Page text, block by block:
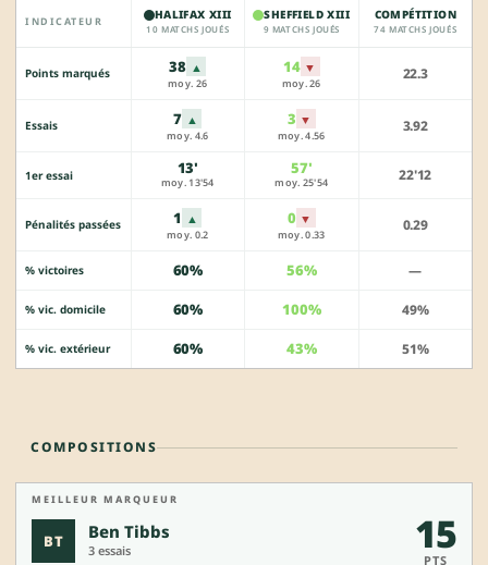
INDICATEUR HALIFAX XIII
10 MATCHS JOUÉS
SHEFFIELD XIII
9 MATCHS JOUÉS
COMPÉTITION
74 MATCHS JOUÉS
Points marqués 38 ▲
moy. 26
14 ▼
moy. 26
22.3
Essais 7 ▲
moy. 4.6
3 ▼
moy. 4.56
3.92
1er essai 13'
moy. 13'54
57'
moy. 25'54 22'12
Pénalités passées 1 ▲
moy. 0.2
0 ▼
moy. 0.33
0.29
% victoires 60% 56% —
% vic. domicile 60% 100% 49%
% vic. extérieur 60% 43% 51%
COMPOSITIONS
MEILLEUR MARQUEUR
BT Ben Tibbs
3 essais 15
PTS